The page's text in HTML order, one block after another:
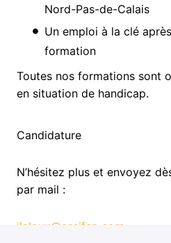
Nord-Pas-de-Calais
Un emploi à la clé
formation
Toutes nos formations sont
en situation de handicap.
Candidature
N’hésitez plus et envoyez
par mail :
jlaloux@assifep.com